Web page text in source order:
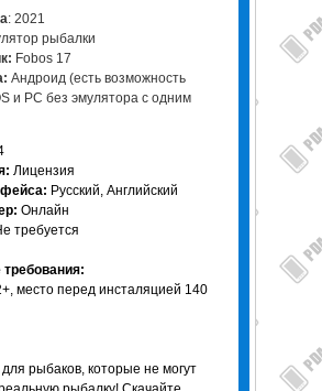
: 2021
рыбалки
Fobos 17
Андроид (есть возможность
и PC без эмулятора с одним
Лицензия
Русский, Английский
Онлайн
требуется
место перед инсталяцией 140
рыбаков, которые не могут